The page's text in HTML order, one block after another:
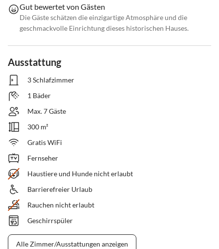
Gut bewertet von Gästen
Die Gäste schätzen die einzigartige Atmosphäre und die
geschmackvolle Einrichtung dieses historischen Hauses.
Ausstattung
3 Schlafzimmer
1 Bäder
Max. 7 Gäste
300 m²
Gratis WiFi
Fernseher
Haustiere und Hunde nicht erlaubt
Barrierefreier Urlaub
Rauchen nicht erlaubt
Geschirrspüler
Alle Zimmer/Ausstattungen anzeigen